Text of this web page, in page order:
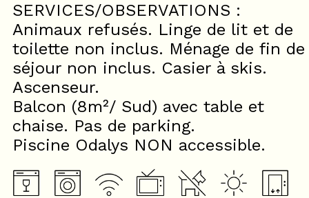
SERVICES/OBSERVATIONS :
Animaux refusés. Linge de lit et de
toilette non inclus. Ménage de fin de
séjour non inclus. Casier à skis.
Ascenseur.
Balcon (8m²/ Sud) avec table et
chaise. Pas de parking.
Piscine Odalys NON accessible.